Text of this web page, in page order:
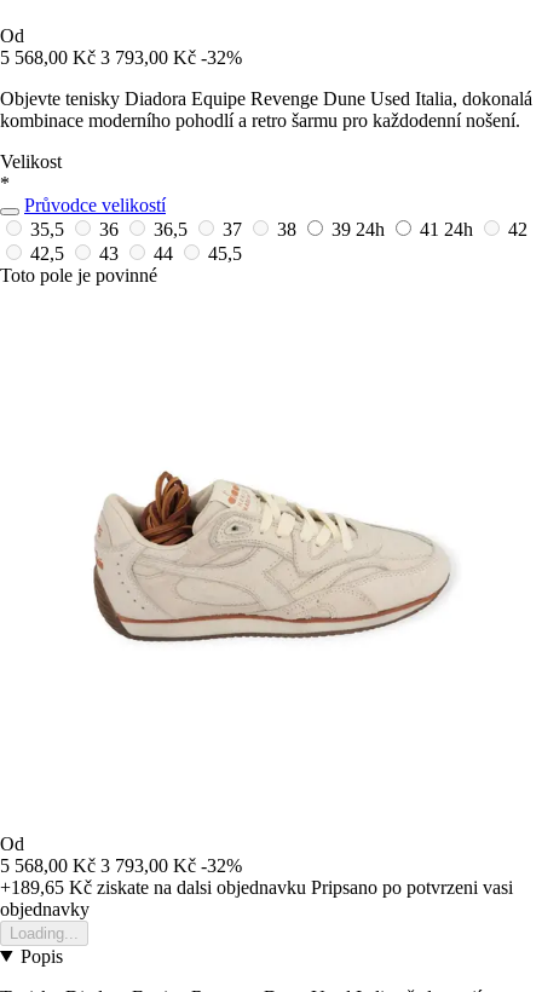
Od
5 568,00 Kč 3 793,00 Kč -32%
Objevte tenisky Diadora Equipe Revenge Dune Used Italia, dokonalá
kombinace moderního pohodlí a retro šarmu pro každodenní nošení.
Velikost
*
Průvodce velikostí
35,5
36 36,5 37 38 39 24h 41 24h
42
42,5
43 44
45,5
Toto pole je povinné
Od
5 568,00 Kč 3 793,00 Kč -32%
+189,65 Kč ziskate na dalsi objednavku Pripsano po potvrzeni vasi
objednavky
Loading...
Popis